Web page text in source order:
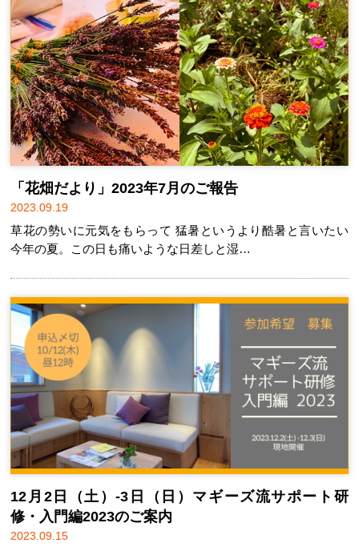
「花畑だより」2023年7月のご報告
2023.09.19
草花の勢いに元気をもらって 猛暑というより酷暑と言いたい
今年の夏。この日も痛いような日差しと湿…
12月2日（土）-3日（日）マギーズ流サポート研
修・入門編2023のご案内
2023.09.15